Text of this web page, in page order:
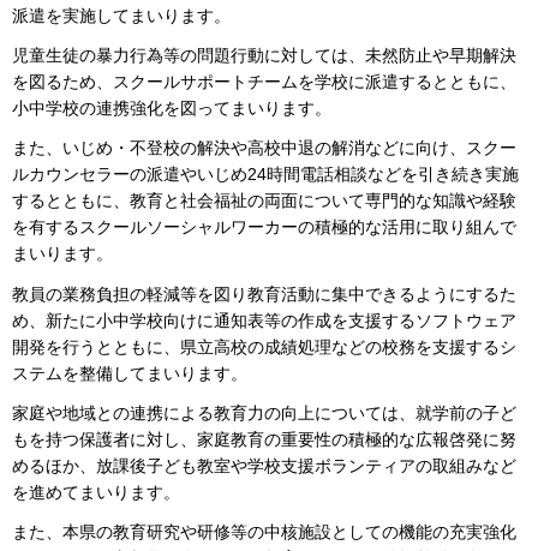
派遣を実施してまいります。
児童生徒の暴力行為等の問題行動に対しては、未然防止や早期解決
を図るため、スクールサポートチームを学校に派遣するとともに、
小中学校の連携強化を図ってまいります。
また、いじめ・不登校の解決や高校中退の解消などに向け、スクー
ルカウンセラーの派遣やいじめ24時間電話相談などを引き続き実施
するとともに、教育と社会福祉の両面について専門的な知識や経験
を有するスクールソーシャルワーカーの積極的な活用に取り組んで
まいります。
教員の業務負担の軽減等を図り教育活動に集中できるようにするた
め、新たに小中学校向けに通知表等の作成を支援するソフトウェア
開発を行うとともに、県立高校の成績処理などの校務を支援するシ
ステムを整備してまいります。
家庭や地域との連携による教育力の向上については、就学前の子ど
もを持つ保護者に対し、家庭教育の重要性の積極的な広報啓発に努
めるほか、放課後子ども教室や学校支援ボランティアの取組みなど
を進めてまいります。
また、本県の教育研究や研修等の中核施設としての機能の充実強化